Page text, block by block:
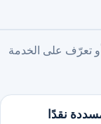
تعرّف على الخدمة